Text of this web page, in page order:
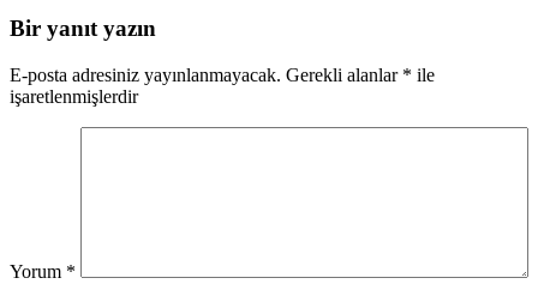
Bir yanıt yazın
E-posta adresiniz yayınlanmayacak. Gerekli alanlar * ile
işaretlenmişlerdir
Yorum *